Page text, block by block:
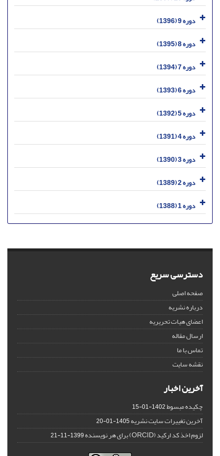
دوره 9 (1396)
دوره 8 (1395)
دوره 7 (1394)
دوره 6 (1393)
دوره 5 (1392)
دوره 4 (1391)
دوره 3 (1390)
دوره 2 (1389)
دوره 1 (1388)
دسترسی سریع
صفحه اصلی
درباره نشریه
اعضای هیات تحریریه
ارسال مقاله
تماس با ما
نقشه سایت
آخرین اخبار
چکیده مبسوط1402-01-15
آخرین تغییرات سایت نشریه1405-01-20
لزوم اخذ کد ارکید (ORCID) برای هر نویسنده 1399-11-21